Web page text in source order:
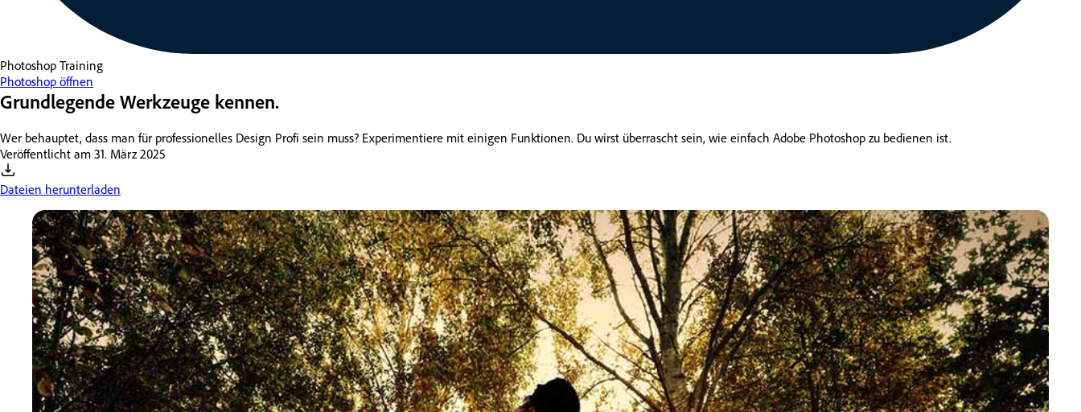
Photoshop Training
Photoshop öffnen
Grundlegende Werkzeuge kennen.
Wer behauptet, dass man für professionelles Design Profi sein muss? Experimentiere mit einigen Funktionen. Du wirst überrascht sein, wie einfach Adobe Photoshop zu bedienen ist.
Veröffentlicht am 31. März 2025
Dateien herunterladen